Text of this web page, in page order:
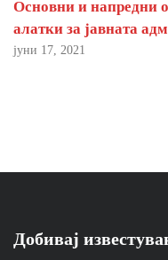
Основни и напредни
алатки за јавната
јуни 17, 2021
Добивај